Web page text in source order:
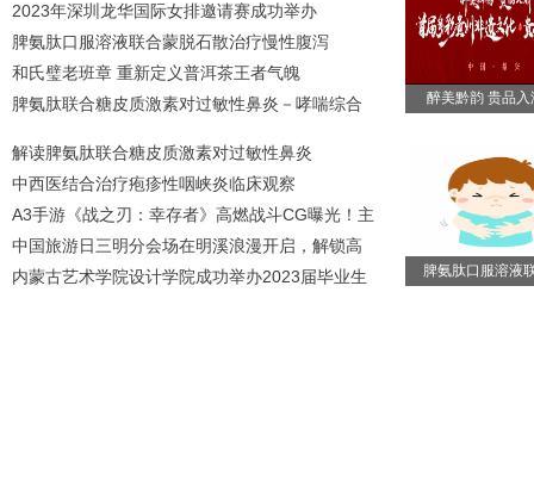
2023年深圳龙华国际女排邀请赛成功举办
脾氨肽口服溶液联合蒙脱石散治疗慢性腹泻
和氏璧老班章 重新定义普洱茶王者气魄
脾氨肽联合糖皮质激素对过敏性鼻炎－哮喘综合
解读脾氨肽联合糖皮质激素对过敏性鼻炎
中西医结合治疗疱疹性咽峡炎临床观察
A3手游《战之刃：幸存者》高燃战斗CG曝光！主
中国旅游日三明分会场在明溪浪漫开启，解锁高
内蒙古艺术学院设计学院成功举办2023届毕业生
醉美黔韵 贵品入
脾氨肽口服溶液